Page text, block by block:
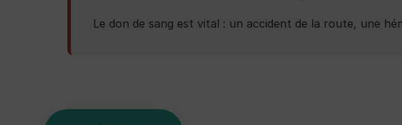
Le don de sang est vital : un accident de la route, une